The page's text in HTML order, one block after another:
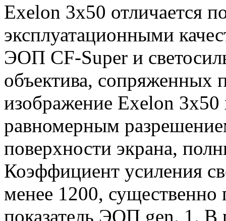
Exelon 3x50 отличается
эксплуатационными
ЭОП CF-Super и
объектива, сопряженных
изображение Exelon 3x50
равномерным
поверхности экрана,
Коэффициент усиления
менее 1200,
показатель ЭОП gen. 1. В